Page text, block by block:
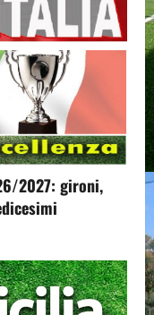
2027: gironi,